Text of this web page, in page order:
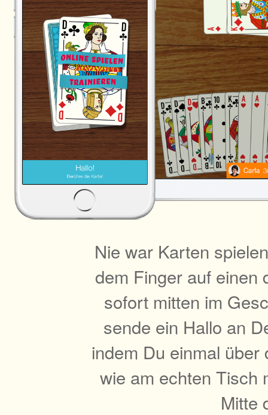
Nie war Karten
dem Finger auf einen
sofort mitten im
sende ein Hallo an
indem Du einmal
wie am echten Tisch
Mitte